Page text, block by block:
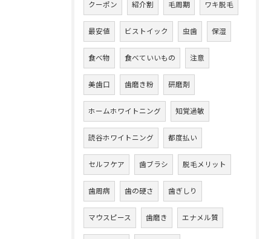
クーポン 紹介割 毛周期 ワキ脱毛
最安値 ビストイック 虫歯 保湿
食べ物 食べていいもの 注意
美歯口 歯磨き粉 研磨剤
ホームホワイトニング 知覚過敏
読谷ホワイトニング 都度払い
セルフケア 歯ブラシ 脱毛メリット
歯周病 歯の硬さ 歯ぎしり
マウスピース 歯磨き エナメル質